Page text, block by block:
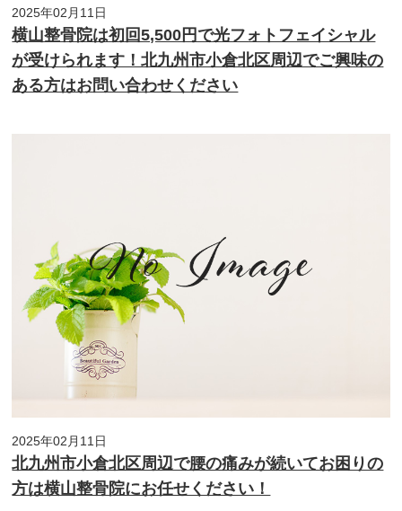
2025年02月11日
横山整骨院は初回5,500円で光フォトフェイシャル
が受けられます！北九州市小倉北区周辺でご興味の
ある方はお問い合わせください
2025年02月11日
北九州市小倉北区周辺で腰の痛みが続いてお困りの
方は横山整骨院にお任せください！